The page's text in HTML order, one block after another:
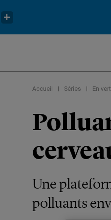
Accueil Séries En
Une
polluants